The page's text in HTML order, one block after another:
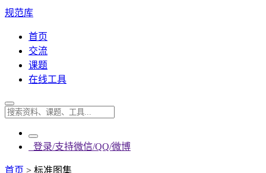
规范库
首页
交流
课题
在线工具
登录/支持微信/QQ/微博
首页 > 标准图集